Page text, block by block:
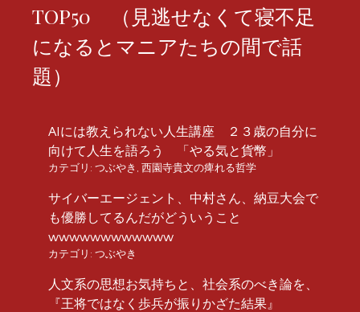
TOP50 （見逃せなくて寝不足
になるとマニアたちの間で話
題）
AIには教えられない人生講座 ２３歳の自分に
向けて人生を語ろう 「やる気と貨幣」
カテゴリ: つぶやき 西園寺貴文の痺れる哲学
サイバーエージェント、中村さん、納豆大会で
も優勝してるんだがどういうこと
wwwwwwwwwwww
カテゴリ: つぶやき
人文系の思想お気持ちと、社会系のべき論を、
『王将ではなく歩兵が振りかざた結果』